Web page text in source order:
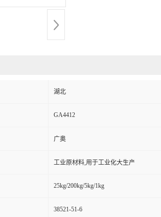
湖北
GA4412
广奥
工业原材料,用于工业化大生产
25kg/200kg/5kg/1kg
38521-51-6